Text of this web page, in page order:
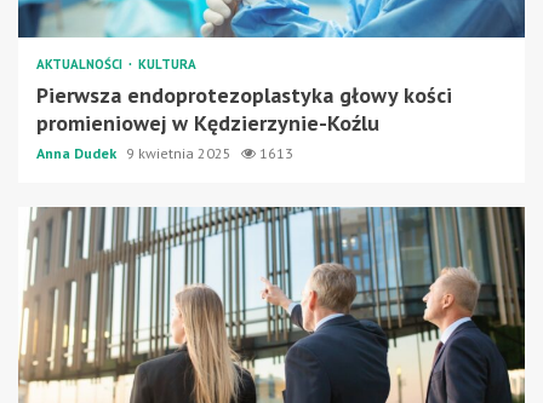
AKTUALNOŚCI KULTURA
Pierwsza endoprotezoplastyka głowy kości
promieniowej w Kędzierzynie-Koźlu
Anna Dudek 9 kwietnia 2025 1613